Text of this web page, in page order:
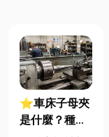
⭐車床子母夾
是什麼？種